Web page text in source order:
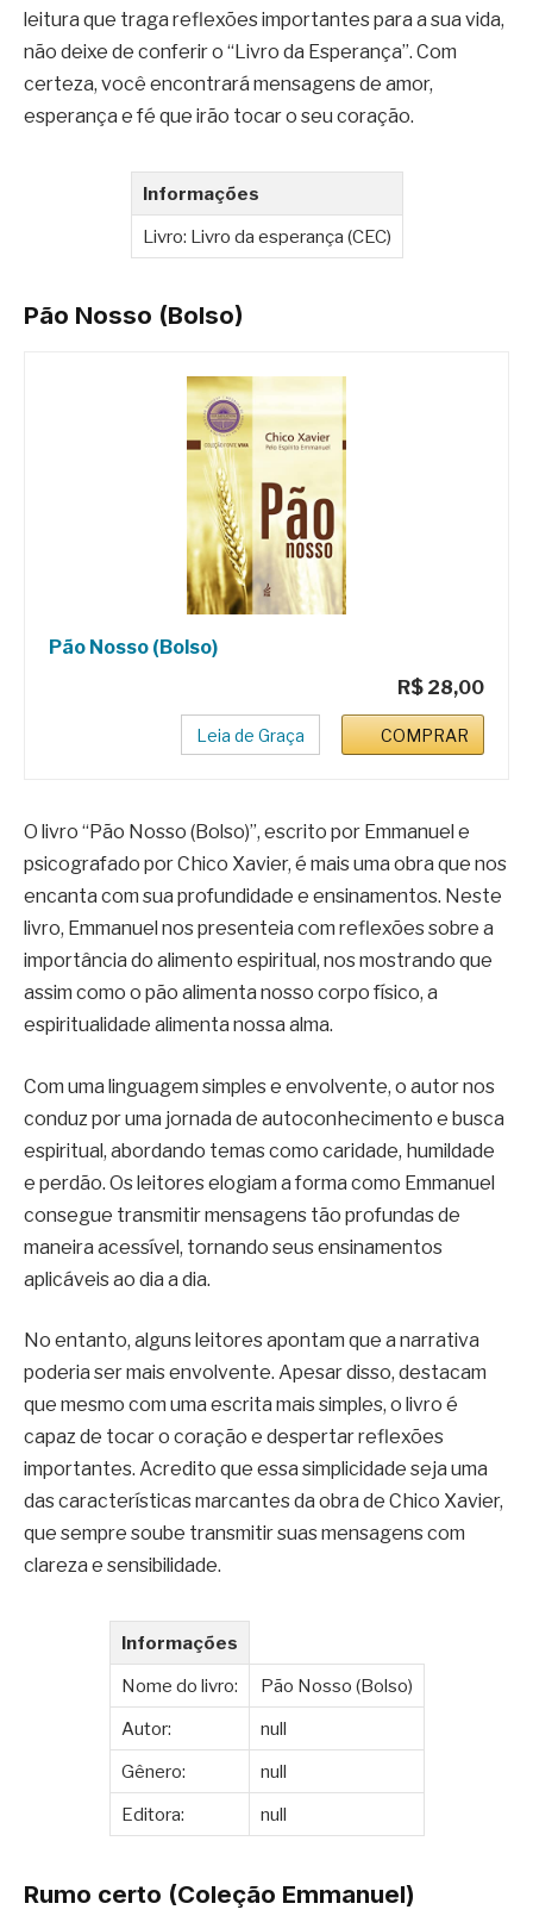
leitura que traga reflexões importantes para a sua vida,
não deixe de conferir o “Livro da Esperança”. Com
certeza, você encontrará mensagens de amor,
esperança e fé que irão tocar o seu coração.
Informações
Livro: Livro da esperança (CEC)
Pão Nosso (Bolso)
Pão Nosso (Bolso)
R$ 28,00
Leia de Graça COMPRAR
O livro “Pão Nosso (Bolso)”, escrito por Emmanuel e
psicografado por Chico Xavier, é mais uma obra que nos
encanta com sua profundidade e ensinamentos. Neste
livro, Emmanuel nos presenteia com reflexões sobre a
importância do alimento espiritual, nos mostrando que
assim como o pão alimenta nosso corpo físico, a
espiritualidade alimenta nossa alma.
Com uma linguagem simples e envolvente, o autor nos
conduz por uma jornada de autoconhecimento e busca
espiritual, abordando temas como caridade, humildade
e perdão. Os leitores elogiam a forma como Emmanuel
consegue transmitir mensagens tão profundas de
maneira acessível, tornando seus ensinamentos
aplicáveis ao dia a dia.
No entanto, alguns leitores apontam que a narrativa
poderia ser mais envolvente. Apesar disso, destacam
que mesmo com uma escrita mais simples, o livro é
capaz de tocar o coração e despertar reflexões
importantes. Acredito que essa simplicidade seja uma
das características marcantes da obra de Chico Xavier,
que sempre soube transmitir suas mensagens com
clareza e sensibilidade.
Informações
Nome do livro:
Pão Nosso (Bolso)
Autor:
null
Gênero:
null
Editora:
null
Rumo certo (Coleção Emmanuel)